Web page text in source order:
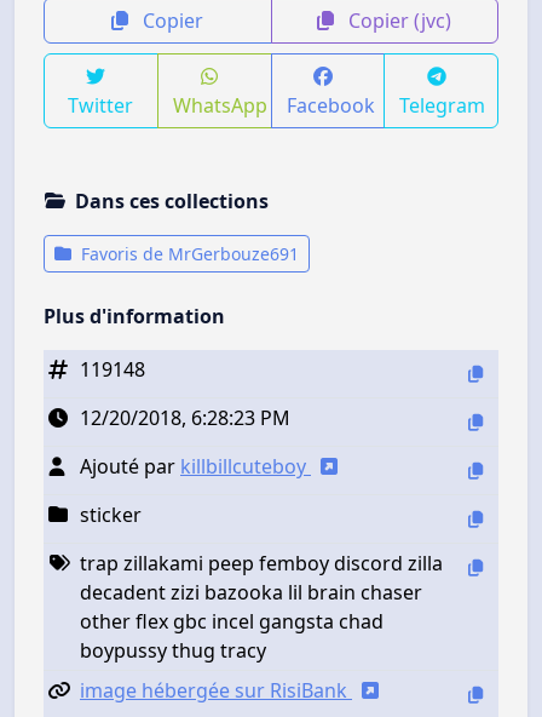
Copier Copier (jvc)
Twitter WhatsApp Facebook Telegram
Dans ces collections
Favoris de MrGerbouze691
Plus d'information
119148
12/20/2018, 6:28:23 PM
Ajouté par killbillcuteboy
sticker
trap zillakami peep femboy discord zilla
decadent zizi bazooka lil brain chaser
other flex gbc incel gangsta chad
boypussy thug tracy
image hébergée sur RisiBank